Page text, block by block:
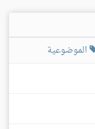
الموضوعية